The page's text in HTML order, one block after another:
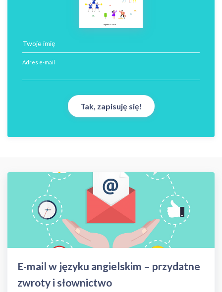
ingless © 2018
Twoje imię
Adres e-mail
E-mail w języku angielskim – przydatne
zwroty i słownictwo